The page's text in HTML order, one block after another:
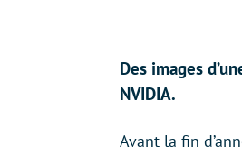
Des images
NVIDIA.
Avant la fin